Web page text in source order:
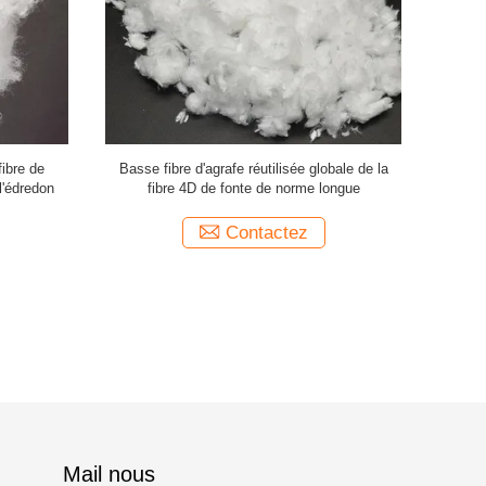
de
Basse fibre d'agrafe réutilisée globale de la
fibre 4D de fonte de norme longue
Contactez
Mail nous